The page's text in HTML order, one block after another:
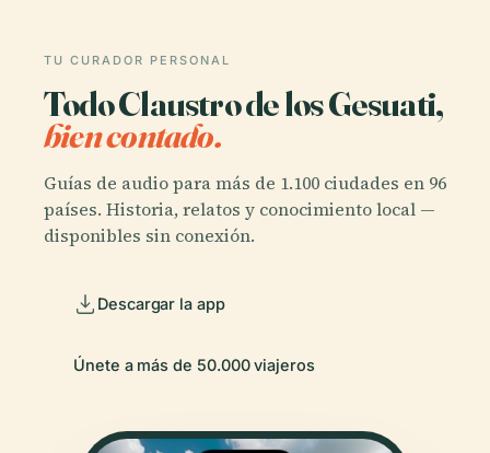
TU CURADOR PERSONAL
Todo Claustro de los Gesuati,
bien contado.
Guías de audio para más de 1.100 ciudades en 96
países. Historia, relatos y conocimiento local —
disponibles sin conexión.
Descargar la app
Únete a más de 50.000 viajeros